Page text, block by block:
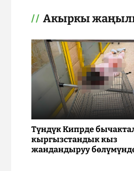
Акыркы
Түндүк Кипрде
кыргызстандык кыз
жандандыруу